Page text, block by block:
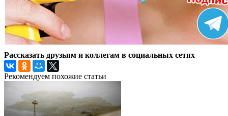
Рассказать друзьям и коллегам в социальных сетях
Рекомендуем похожие статьи